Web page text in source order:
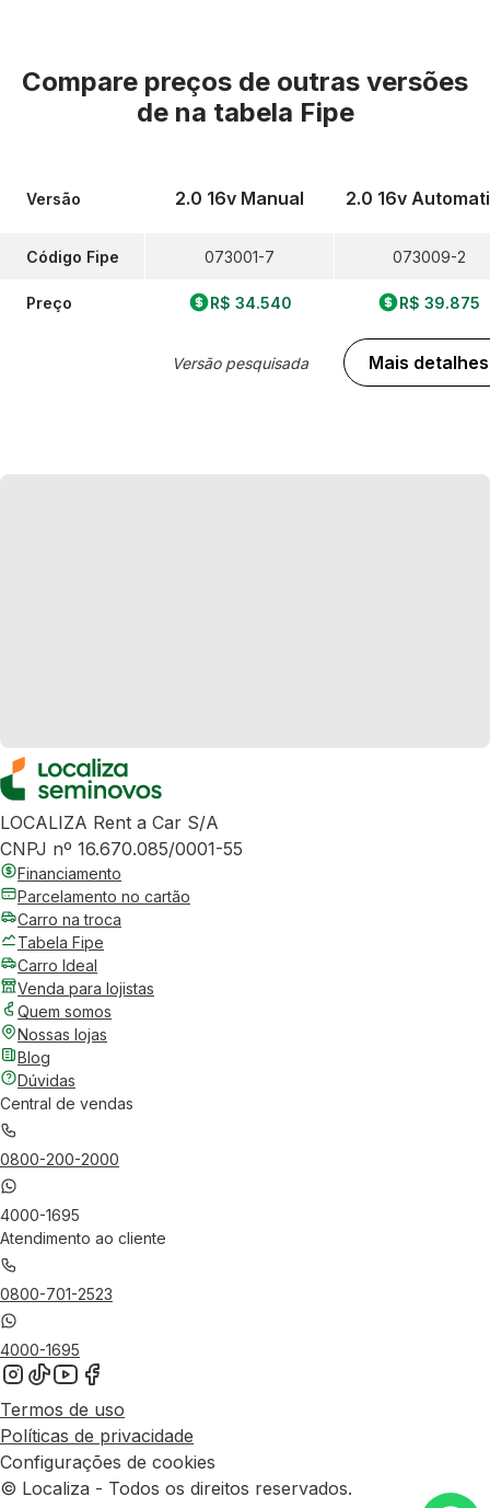
Compare preços de outras versões
de na tabela Fipe
Versão
Código Fipe
Preço
2.0 16v Manual
073001-7
R$ 34.540
Versão pesquisada
2.0 16v
073009-2
R$ 39.875
Mais detalhes
LOCALIZA Rent a Car S/A
CNPJ nº 16.670.085/0001-55
Financiamento
Parcelamento no cartão
Carro na troca
Tabela Fipe
Carro Ideal
Venda para lojistas
Quem somos
Nossas lojas
Blog
Dúvidas
Central de vendas
0800-200-2000
4000-1695
Atendimento ao cliente
0800-701-2523
4000-1695
Termos de uso
Políticas de privacidade
Configurações de cookies
© Localiza - Todos os direitos reservados.